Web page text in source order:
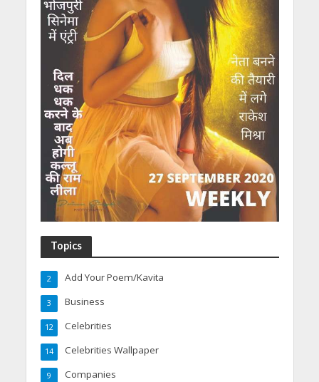
Topics
Add Your Poem/Kavita
2
Business
3
Celebrities
12
Celebrities Wallpaper
14
Companies
9